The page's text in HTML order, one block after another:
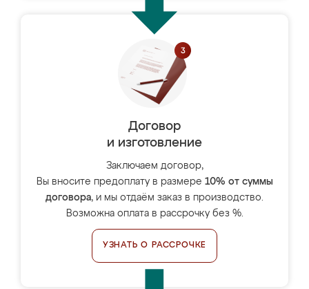
Договор
и изготовление
Заключаем договор,
Вы вносите предоплату в размере 10% от суммы
договора, и мы отдаём заказ в производство.
Возможна оплата в рассрочку без %.
УЗНАТЬ О РАССРОЧКЕ